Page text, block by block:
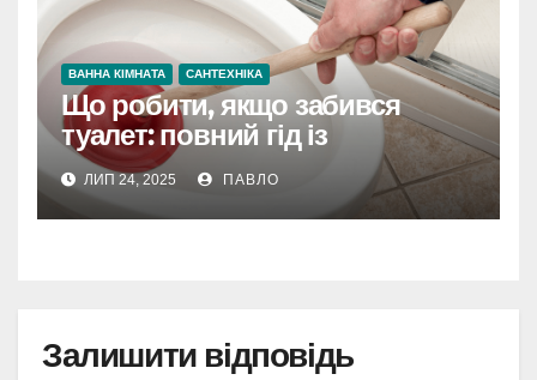
ВАННА КІМНАТА САНТЕХНІКА
Що робити, якщо забився
туалет: повний гід із
прочищення
ЛИП 24, 2025 ПАВЛО
Залишити відповідь